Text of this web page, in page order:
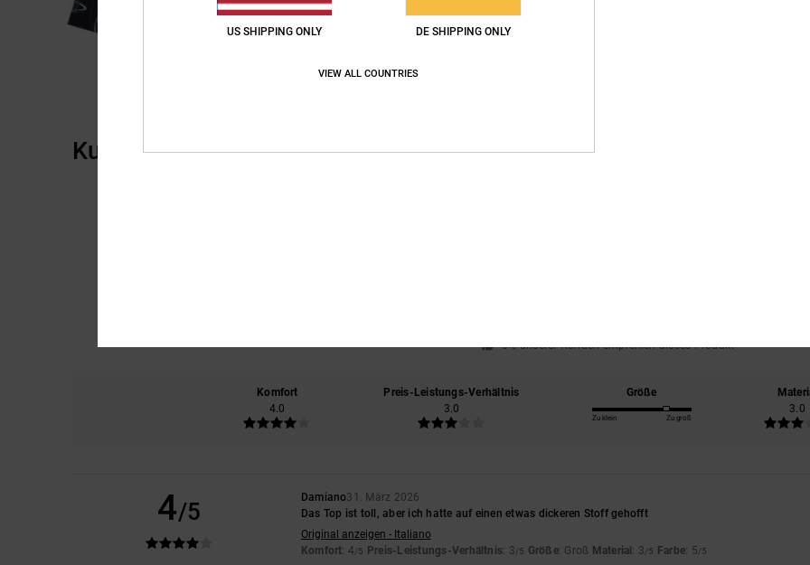
Kundenbewertungen
0% unserer Kunden empfehlen dieses Produkt
Komfort
4.0
Preis-Leistungs-Verhältnis
3.0
Größe
Zu klein Zu groß
3.0
4/5
Damiano31. März 2026
Das Top ist toll, aber ich hatte auf einen etwas dickeren Stoff gehofft
Original anzeigen - Italiano
Komfort: 4/5 Preis-Leistungs-Verhältnis: 3/5 Größe: Groß Material : 3/5 Farbe: 5/5
US SHIPPING ONLY DE SHIPPING ONLY
VIEW ALL COUNTRIES